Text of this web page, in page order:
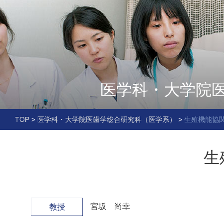
医学科・大学院
TOP > 医学科・大学院医歯学総合研究科（医学系） > 生殖機能協
生
教授 宮坂 尚幸